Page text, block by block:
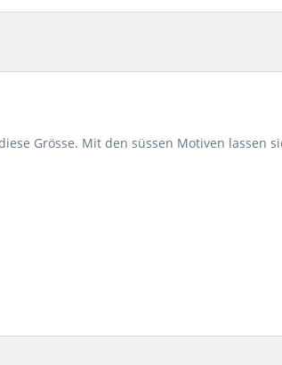
Grösse. Mit den süssen Motiven lassen